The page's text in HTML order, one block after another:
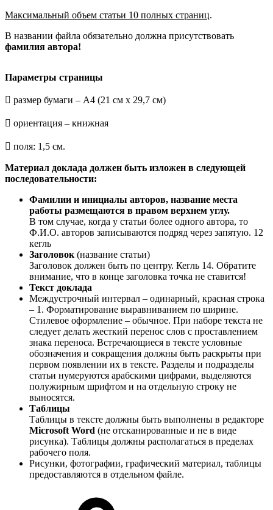
Максимальный объем статьи 10 полных страниц.
В названии файла обязательно должна присутствовать
фамилия автора!
Параметры страницы
 размер бумаги – А4 (21 см х 29,7 см)
 ориентация – книжная
 поля: 1,5 см.
Материал доклада должен быть изложен в следующей
последовательности:
Фамилии и инициалы авторов, название места
работы размещаются в правом верхнем углу.
В том случае, когда у статьи более одного автора, то
Ф.И.О. авторов записываются подряд через запятую. 12
кегль
Заголовок (название статьи)
Заголовок должен быть по центру. Кегль 14. Обратите
внимание, что в конце заголовка точка не ставится!
Текст доклада
Междустрочный интервал – одинарный, красная строка
– 1. Форматирование выравниванием по ширине.
Стилевое оформление – обычное. При наборе текста не
следует делать жесткий перенос слов с проставлением
знака переноса. Встречающиеся в тексте условные
обозначения и сокращения должны быть раскрыты при
первом появлении их в тексте. Разделы и подразделы
статьи нумеруются арабскими цифрами, выделяются
полужирным шрифтом и на отдельную строку не
выносятся.
Таблицы
Таблицы в тексте должны быть выполнены в редакторе
Microsoft Word (не отсканированные и не в виде
рисунка). Таблицы должны располагаться в пределах
рабочего поля.
Рисунки, фотографии, графический материал, таблицы
предоставляются в отдельном файле.